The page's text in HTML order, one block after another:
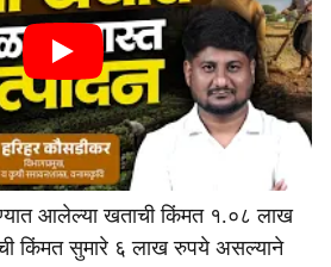
आलेल्या खताची किंमत १.०८ लाख
किंमत सुमारे ६ लाख रुपये असल्याने